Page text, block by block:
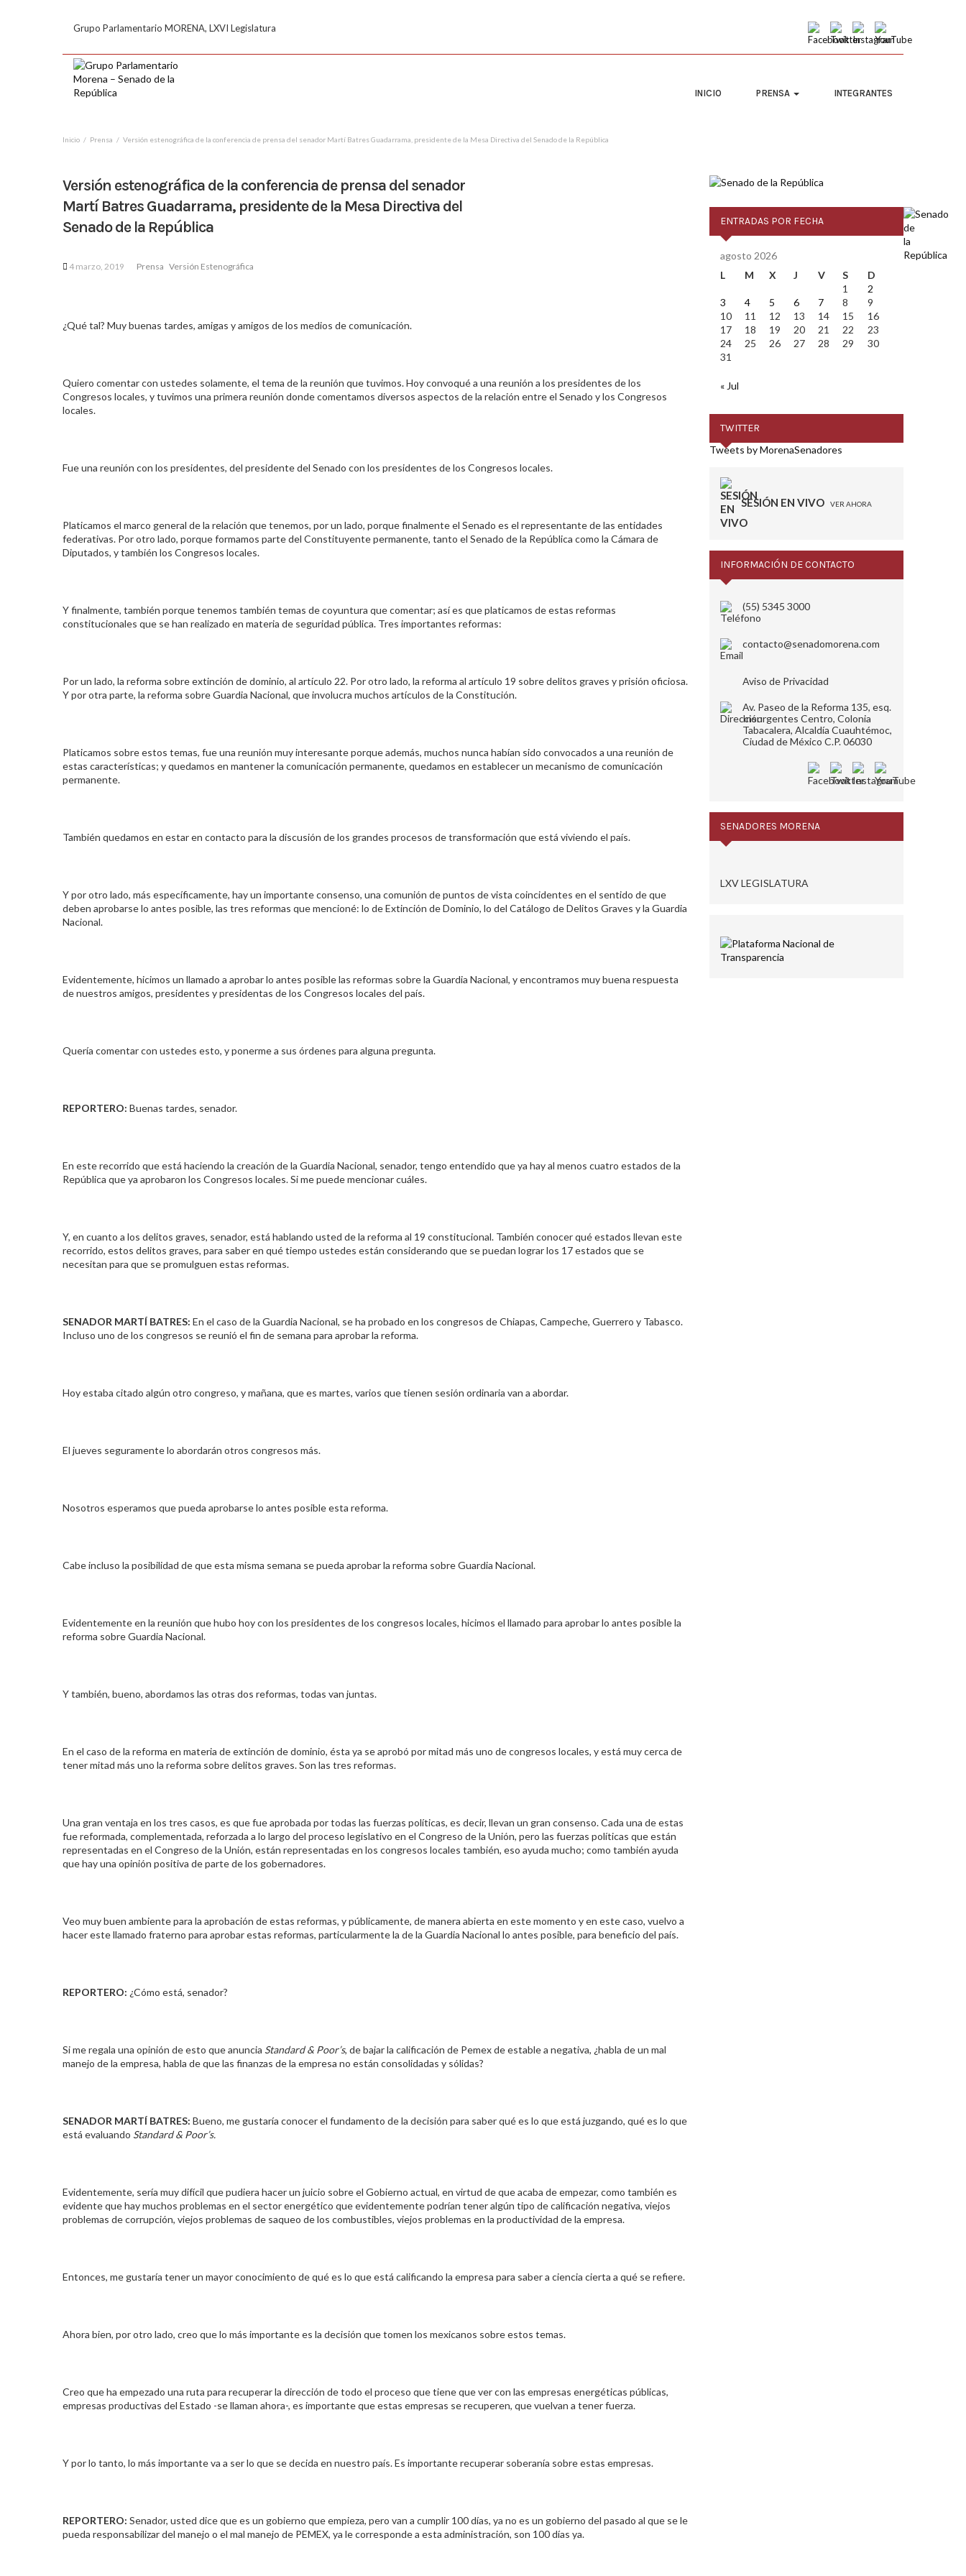
Grupo Parlamentario MORENA, LXVI Legislatura
INICIO PRENSA INTEGRANTES
Inicio Prensa Versión estenográfica de la conferencia de prensa del senador Martí Batres Guadarrama, presidente de la Mesa Directiva del Senado de la República
Versión estenográfica de la conferencia de prensa del senador
Martí Batres Guadarrama, presidente de la Mesa Directiva del
Senado de la República
4 marzo, 2019 Prensa Versión Estenográfica
¿Qué tal? Muy buenas tardes, amigas y amigos de los medios de comunicación.
Quiero comentar con ustedes solamente, el tema de la reunión que tuvimos. Hoy convoqué a una reunión a los presidentes de los
Congresos locales, y tuvimos una primera reunión donde comentamos diversos aspectos de la relación entre el Senado y los Congresos
locales.
Fue una reunión con los presidentes, del presidente del Senado con los presidentes de los Congresos locales.
Platicamos el marco general de la relación que tenemos, por un lado, porque finalmente el Senado es el representante de las entidades
federativas. Por otro lado, porque formamos parte del Constituyente permanente, tanto el Senado de la República como la Cámara de
Diputados, y también los Congresos locales.
Y finalmente, también porque tenemos también temas de coyuntura que comentar; así es que platicamos de estas reformas
constitucionales que se han realizado en materia de seguridad pública. Tres importantes reformas:
Por un lado, la reforma sobre extinción de dominio, al artículo 22. Por otro lado, la reforma al artículo 19 sobre delitos graves y prisión oficiosa.
Y por otra parte, la reforma sobre Guardia Nacional, que involucra muchos artículos de la Constitución.
Platicamos sobre estos temas, fue una reunión muy interesante porque además, muchos nunca habían sido convocados a una reunión de
estas características; y quedamos en mantener la comunicación permanente, quedamos en establecer un mecanismo de comunicación
permanente.
También quedamos en estar en contacto para la discusión de los grandes procesos de transformación que está viviendo el país.
Y por otro lado, más específicamente, hay un importante consenso, una comunión de puntos de vista coincidentes en el sentido de que
deben aprobarse lo antes posible, las tres reformas que mencioné: lo de Extinción de Dominio, lo del Catálogo de Delitos Graves y la Guardia
Nacional.
Evidentemente, hicimos un llamado a aprobar lo antes posible las reformas sobre la Guardia Nacional, y encontramos muy buena respuesta
de nuestros amigos, presidentes y presidentas de los Congresos locales del país.
Quería comentar con ustedes esto, y ponerme a sus órdenes para alguna pregunta.
REPORTERO: Buenas tardes, senador.
En este recorrido que está haciendo la creación de la Guardia Nacional, senador, tengo entendido que ya hay al menos cuatro estados de la
República que ya aprobaron los Congresos locales. Si me puede mencionar cuáles.
Y, en cuanto a los delitos graves, senador, está hablando usted de la reforma al 19 constitucional. También conocer qué estados llevan este
recorrido, estos delitos graves, para saber en qué tiempo ustedes están considerando que se puedan lograr los 17 estados que se
necesitan para que se promulguen estas reformas.
SENADOR MARTÍ BATRES: En el caso de la Guardia Nacional, se ha probado en los congresos de Chiapas, Campeche, Guerrero y Tabasco.
Incluso uno de los congresos se reunió el fin de semana para aprobar la reforma.
Hoy estaba citado algún otro congreso, y mañana, que es martes, varios que tienen sesión ordinaria van a abordar.
El jueves seguramente lo abordarán otros congresos más.
Nosotros esperamos que pueda aprobarse lo antes posible esta reforma.
Cabe incluso la posibilidad de que esta misma semana se pueda aprobar la reforma sobre Guardia Nacional.
Evidentemente en la reunión que hubo hoy con los presidentes de los congresos locales, hicimos el llamado para aprobar lo antes posible la
reforma sobre Guardia Nacional.
Y también, bueno, abordamos las otras dos reformas, todas van juntas.
En el caso de la reforma en materia de extinción de dominio, ésta ya se aprobó por mitad más uno de congresos locales, y está muy cerca de
tener mitad más uno la reforma sobre delitos graves. Son las tres reformas.
Una gran ventaja en los tres casos, es que fue aprobada por todas las fuerzas políticas, es decir, llevan un gran consenso. Cada una de estas
fue reformada, complementada, reforzada a lo largo del proceso legislativo en el Congreso de la Unión, pero las fuerzas políticas que están
representadas en el Congreso de la Unión, están representadas en los congresos locales también, eso ayuda mucho; como también ayuda
que hay una opinión positiva de parte de los gobernadores.
Veo muy buen ambiente para la aprobación de estas reformas, y públicamente, de manera abierta en este momento y en este caso, vuelvo a
hacer este llamado fraterno para aprobar estas reformas, particularmente la de la Guardia Nacional lo antes posible, para beneficio del país.
REPORTERO: ¿Cómo está, senador?
Si me regala una opinión de esto que anuncia Standard & Poor’s, de bajar la calificación de Pemex de estable a negativa, ¿habla de un mal
manejo de la empresa, habla de que las finanzas de la empresa no están consolidadas y sólidas?
SENADOR MARTÍ BATRES: Bueno, me gustaría conocer el fundamento de la decisión para saber qué es lo que está juzgando, qué es lo que
está evaluando Standard & Poor’s.
Evidentemente, sería muy difícil que pudiera hacer un juicio sobre el Gobierno actual, en virtud de que acaba de empezar, como también es
evidente que hay muchos problemas en el sector energético que evidentemente podrían tener algún tipo de calificación negativa, viejos
problemas de corrupción, viejos problemas de saqueo de los combustibles, viejos problemas en la productividad de la empresa.
Entonces, me gustaría tener un mayor conocimiento de qué es lo que está calificando la empresa para saber a ciencia cierta a qué se refiere.
Ahora bien, por otro lado, creo que lo más importante es la decisión que tomen los mexicanos sobre estos temas.
Creo que ha empezado una ruta para recuperar la dirección de todo el proceso que tiene que ver con las empresas energéticas públicas,
empresas productivas del Estado -se llaman ahora-, es importante que estas empresas se recuperen, que vuelvan a tener fuerza.
Y por lo tanto, lo más importante va a ser lo que se decida en nuestro país. Es importante recuperar soberanía sobre estas empresas.
REPORTERO: Senador, usted dice que es un gobierno que empieza, pero van a cumplir 100 días, ya no es un gobierno del pasado al que se le
pueda responsabilizar del manejo o el mal manejo de PEMEX, ya le corresponde a esta administración, son 100 días ya.
ENTRADAS POR FECHA
agosto 2026
L
M X J V S
D
1
2
3
4 5 6 7 8
9
10
11 12 13 14 15
16
17
18 19 20 21 22
23
24
25 26 27 28 29
30
31
« Jul
TWITTER
Tweets by MorenaSenadores
SESIÓN EN VIVO VER AHORA
INFORMACIÓN DE CONTACTO
(55) 5345 3000
contacto@senadomorena.com
Aviso de Privacidad
Av. Paseo de la Reforma 135, esq.
Insurgentes Centro, Colonia
Tabacalera, Alcaldía Cuauhtémoc,
Ciudad de México C.P. 06030
SENADORES MORENA
LXV LEGISLATURA